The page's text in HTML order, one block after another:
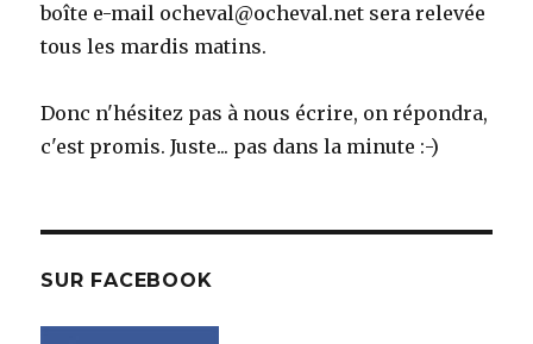
boîte e-mail ocheval@ocheval.net sera relevée
tous les mardis matins.
Donc n'hésitez pas à nous écrire, on répondra,
c'est promis. Juste... pas dans la minute :-)
SUR FACEBOOK